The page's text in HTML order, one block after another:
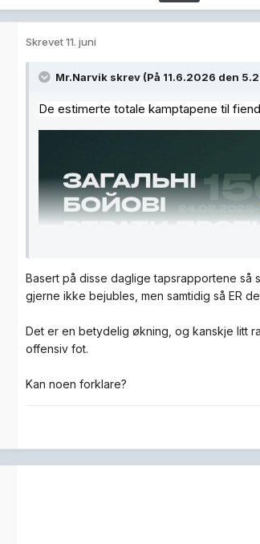
Skrevet11. juni
Mr.Narvik skrev (På 11.6.2026 den
De estimerte totale kamptapene til
Basert på disse daglige tapsrapportene så
gjerne ikke bejubles, men samtidig så ER
Det er en betydelig økning, og kanskje litt
offensiv fot.
Kan noen forklare?